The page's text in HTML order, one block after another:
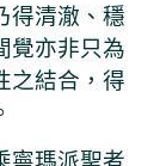
得清澈、穩
覺亦非只為
之結合，得
寧瑪派聖者